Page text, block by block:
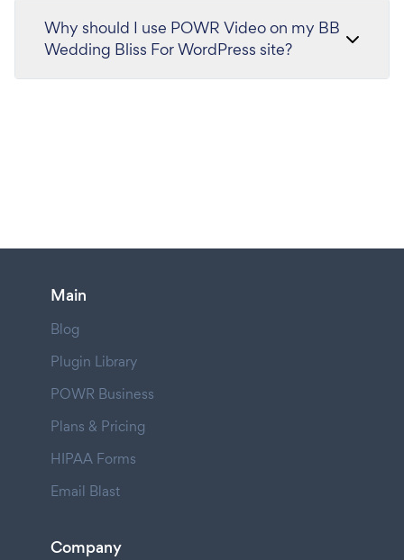
Why should I use POWR Video on my BB
Wedding Bliss For WordPress site?
Main
Blog
Plugin Library
POWR Business
Plans & Pricing
HIPAA Forms
Email Blast
Company